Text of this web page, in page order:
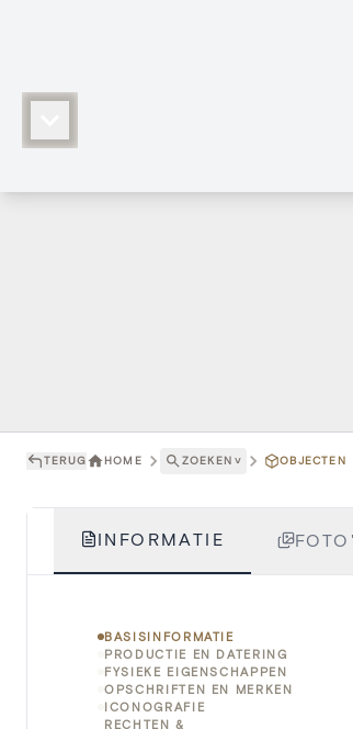
TERUG HOME ZOEKEN ˅ OBJECTEN
INFORMATIE
BASISINFORMATIE
PRODUCTIE EN DATERING
FYSIEKE EIGENSCHAPPEN
OPSCHRIFTEN EN MERKEN
ICONOGRAFIE
RECHTEN &